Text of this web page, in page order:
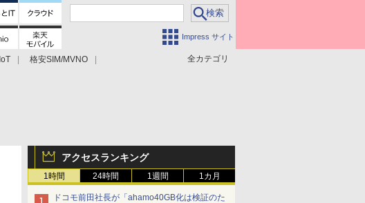
Impress サイト
全カテゴリ
IoT
格安SIM/MVNO
アクセスランキング
1時間 24時間 1週間 1カ月
ドコモ前田社長が「ahamo40GB化は検証のた